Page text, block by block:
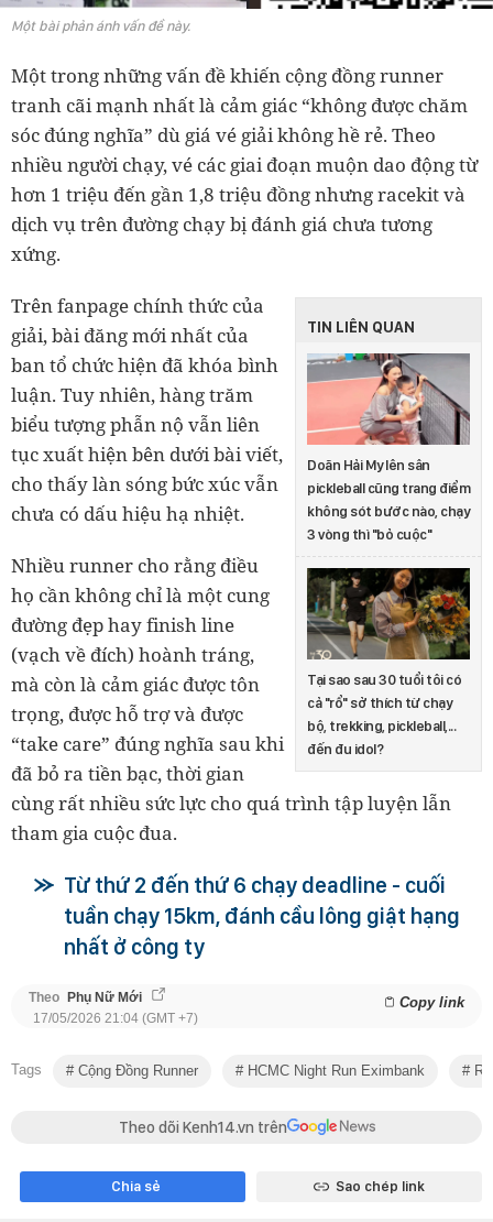
Một bài phản ánh vấn đề này.
Một trong những vấn đề khiến cộng đồng runner
tranh cãi mạnh nhất là cảm giác “không được chăm
sóc đúng nghĩa” dù giá vé giải không hề rẻ. Theo
nhiều người chạy, vé các giai đoạn muộn dao động từ
hơn 1 triệu đến gần 1,8 triệu đồng nhưng racekit và
dịch vụ trên đường chạy bị đánh giá chưa tương
xứng.
TIN LIÊN QUAN
Doãn Hải My lên sân
pickleball cũng trang điểm
không sót bước nào, chạy
3 vòng thì "bỏ cuộc"
Tại sao sau 30 tuổi tôi có
cả "rổ" sở thích từ chạy
bộ, trekking, pickleball,...
đến đu idol?
Trên fanpage chính thức của
giải, bài đăng mới nhất của
ban tổ chức hiện đã khóa bình
luận. Tuy nhiên, hàng trăm
biểu tượng phẫn nộ vẫn liên
tục xuất hiện bên dưới bài viết,
cho thấy làn sóng bức xúc vẫn
chưa có dấu hiệu hạ nhiệt.
Nhiều runner cho rằng điều
họ cần không chỉ là một cung
đường đẹp hay finish line
(vạch về đích) hoành tráng,
mà còn là cảm giác được tôn
trọng, được hỗ trợ và được
“take care” đúng nghĩa sau khi
đã bỏ ra tiền bạc, thời gian
cùng rất nhiều sức lực cho quá trình tập luyện lẫn
tham gia cuộc đua.
Từ thứ 2 đến thứ 6 chạy deadline - cuối
tuần chạy 15km, đánh cầu lông giật hạng
nhất ở công ty
Theo Phụ Nữ Mới Copy link
17/05/2026 21:04 (GMT +7)
Tags Cộng Đồng Runner HCMC Night Run Eximbank
Theo dõi Kenh14.vn trên
Chia sẻ Sao chép link